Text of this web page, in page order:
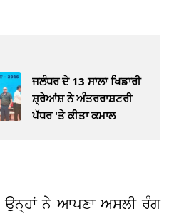
ਜਲੰਧਰ ਦੇ 13 ਸਾਲਾ ਖਿਡਾਰੀ
ਸ਼੍ਰੇਆਂਸ਼ ਨੇ ਅੰਤਰਰਾਸ਼ਟਰੀ
ਪੱਧਰ 'ਤੇ ਕੀਤਾ ਕਮਾਲ
ਉਨ੍ਹਾਂ ਨੇ ਆਪਣਾ ਅਸਲੀ ਰੰਗ